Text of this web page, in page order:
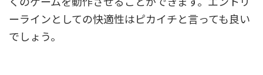
ーラインとしての快適性はピカイチと言っても良い
でしょう。